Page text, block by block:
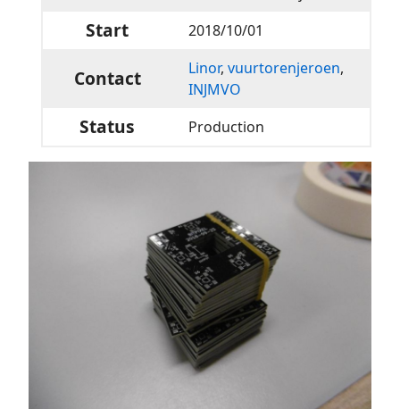
Start 2018/10/01
Contact Linor,vuurtorenjeroen,
INJMVO
Status Production